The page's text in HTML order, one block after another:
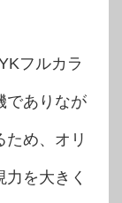
フルカラ
でありなが
ため、オリ
を大きく